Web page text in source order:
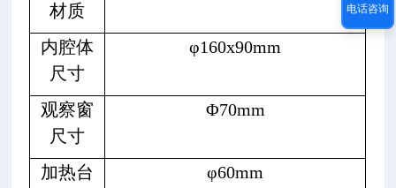
材质
内腔体
尺寸
φ160x90mm
观察窗
尺寸
Φ70mm
加热台
φ60mm
电话咨询